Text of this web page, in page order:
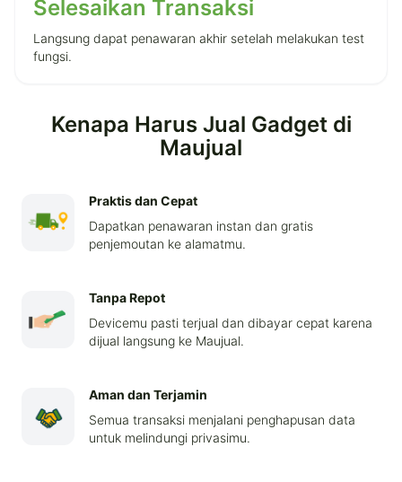
Selesaikan Transaksi
Langsung dapat penawaran akhir setelah melakukan test
fungsi.
Kenapa Harus Jual Gadget di
Maujual
Praktis dan Cepat
Dapatkan penawaran instan dan gratis
penjemoutan ke alamatmu.
Tanpa Repot
Devicemu pasti terjual dan dibayar cepat karena
dijual langsung ke Maujual.
Aman dan Terjamin
Semua transaksi menjalani penghapusan data
untuk melindungi privasimu.